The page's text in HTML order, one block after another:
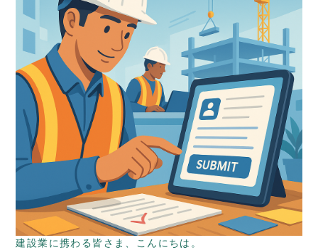
建設業に携わる皆さま、こんにちは。